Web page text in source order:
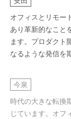
オフィスとリモー
あり革新的なこと
ます。プロダクト
なるような発信を
今泉
時代の大きな転換
じています。オフ